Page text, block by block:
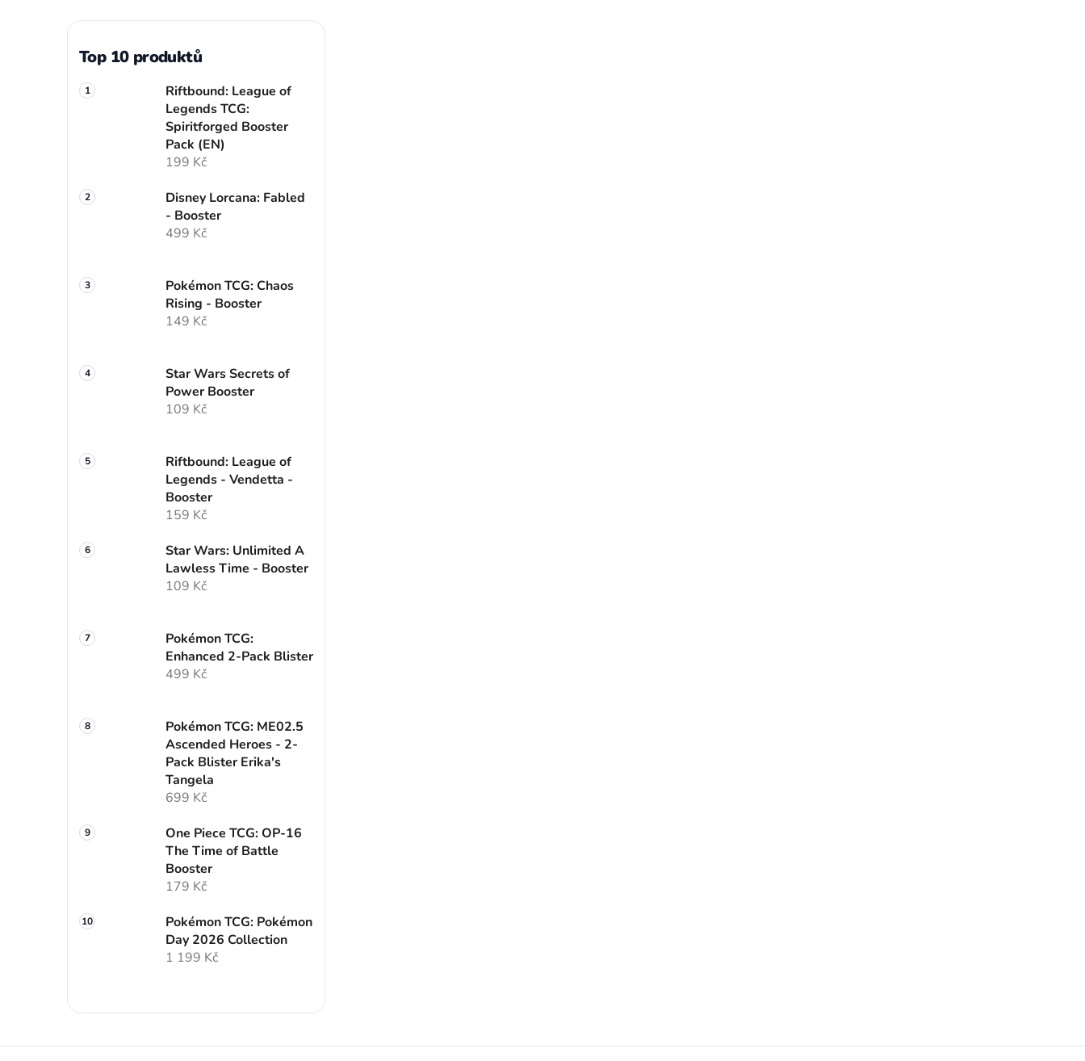
Top 10 produktů
Riftbound: League of
Legends TCG:
Spiritforged Booster
Pack (EN)
199 Kč
Disney Lorcana: Fabled
- Booster
499 Kč
Pokémon TCG: Chaos
Rising - Booster
149 Kč
Star Wars Secrets of
Power Booster
109 Kč
Riftbound: League of
Legends - Vendetta -
Booster
159 Kč
Star Wars: Unlimited A
Lawless Time - Booster
109 Kč
Pokémon TCG:
Enhanced 2-Pack Blister
499 Kč
Pokémon TCG: ME02.5
Ascended Heroes - 2-
Pack Blister Erika's
Tangela
699 Kč
One Piece TCG: OP-16
The Time of Battle
Booster
179 Kč
Pokémon TCG: Pokémon
Day 2026 Collection
1 199 Kč